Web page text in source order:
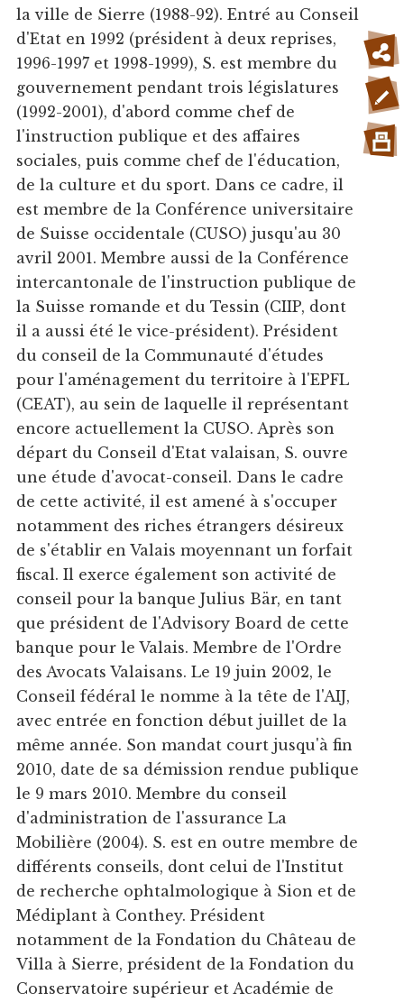
la ville de Sierre (1988-92). Entré au Conseil
d'Etat en 1992 (président à deux reprises,
1996-1997 et 1998-1999), S. est membre du
gouvernement pendant trois législatures
(1992-2001), d'abord comme chef de
l'instruction publique et des affaires
sociales, puis comme chef de l'éducation,
de la culture et du sport. Dans ce cadre, il
est membre de la Conférence universitaire
de Suisse occidentale (CUSO) jusqu'au 30
avril 2001. Membre aussi de la Conférence
intercantonale de l'instruction publique de
la Suisse romande et du Tessin (CIIP, dont
il a aussi été le vice-président). Président
du conseil de la Communauté d'études
pour l'aménagement du territoire à l'EPFL
(CEAT), au sein de laquelle il représentant
encore actuellement la CUSO. Après son
départ du Conseil d'Etat valaisan, S. ouvre
une étude d'avocat-conseil. Dans le cadre
de cette activité, il est amené à s'occuper
notamment des riches étrangers désireux
de s'établir en Valais moyennant un forfait
fiscal. Il exerce également son activité de
conseil pour la banque Julius Bär, en tant
que président de l'Advisory Board de cette
banque pour le Valais. Membre de l'Ordre
des Avocats Valaisans. Le 19 juin 2002, le
Conseil fédéral le nomme à la tête de l'AIJ,
avec entrée en fonction début juillet de la
même année. Son mandat court jusqu'à fin
2010, date de sa démission rendue publique
le 9 mars 2010. Membre du conseil
d'administration de l'assurance La
Mobilière (2004). S. est en outre membre de
différents conseils, dont celui de l'Institut
de recherche ophtalmologique à Sion et de
Médiplant à Conthey. Président
notamment de la Fondation du Château de
Villa à Sierre, président de la Fondation du
Conservatoire supérieur et Académie de